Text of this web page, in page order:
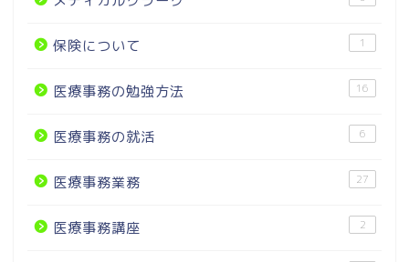
保険について 1
医療事務の勉強方法 16
医療事務の就活 6
医療事務業務 27
医療事務講座 2